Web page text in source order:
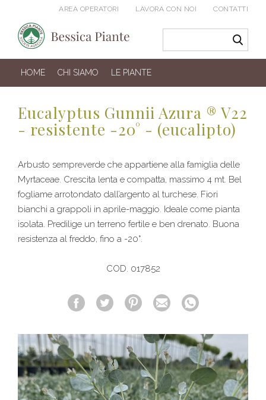
AREA OPERATORI LAVORA CON NOI CONTATTI
HOME CHI SIAMO LE PIANTE
Eucalyptus Gunnii Azura ® V22
- resistente -20° - (eucalipto)
Arbusto sempreverde che appartiene alla famiglia delle
Myrtaceae. Crescita lenta e compatta, massimo 4 mt. Bel
fogliame arrotondato dall’argento al turchese. Fiori
bianchi a grappoli in aprile-maggio. Ideale come pianta
isolata. Predilige un terreno fertile e ben drenato. Buona
resistenza al freddo, fino a -20°.
COD. 017852